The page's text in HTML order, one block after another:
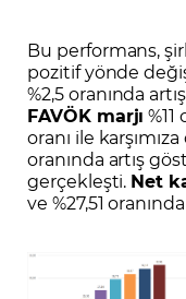
Bu performans,
pozitif yönde
%2,5 oranında
FAVÖK marjı
oranı ile karşımıza
oranında artış
gerçekleşti. Net
ve %27,51